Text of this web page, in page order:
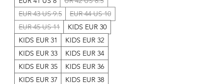
EUR 43 US 9.5
EUR 44 US 10
EUR 45 US 11
KIDS EUR 30
KIDS EUR 31
KIDS EUR 32
KIDS EUR 33
KIDS EUR 34
KIDS EUR 35
KIDS EUR 36
KIDS EUR 37
KIDS EUR 38